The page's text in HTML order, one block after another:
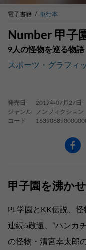
電子書籍 単行本
Number 甲子
9人の怪物を巡る物語
スポーツ・グラフィ
発売日
2017年07月27日
ジャンル
ノンフィクション
コード
甲子園を沸か
PL学園とKK伝説、
連続5敬遠、“ハンカ
の怪物・清宮幸太郎